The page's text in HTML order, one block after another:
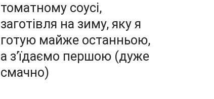
томатному соусі,
заготівля на зиму, яку я
готую майже останньою,
а з’їдаємо першою (дуже
смачно)